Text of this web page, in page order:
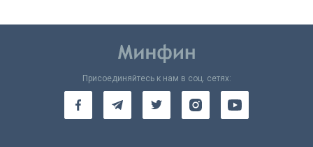
Присоединяйтесь к нам в соц. сетях: